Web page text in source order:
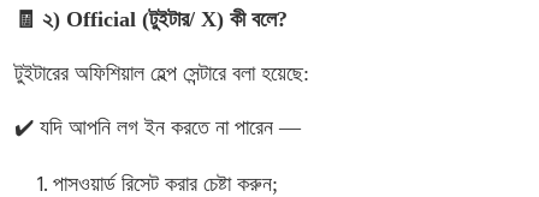
🧾 ২) Official (টুইটার/ X) কী বলে?
টুইটারের অফিশিয়াল হেল্প সেন্টারে বলা হয়েছে:
✔️ যদি আপনি লগ ইন করতে না পারেন —
পাসওয়ার্ড রিসেট করার চেষ্টা করুন;